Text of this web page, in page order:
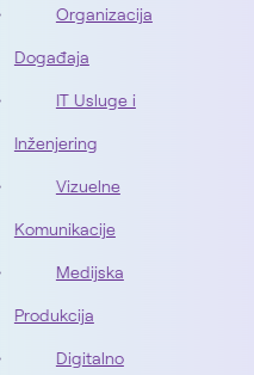
Organizacija
Događaja
IT Usluge i
Inženjering
Vizuelne
Komunikacije
Medijska
Produkcija
Digitalno